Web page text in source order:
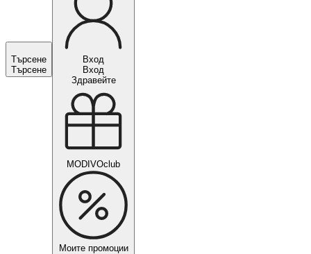
Търсене
Търсене
Вход
Вход
Здравейте
MODIVOclub
Моите промоции